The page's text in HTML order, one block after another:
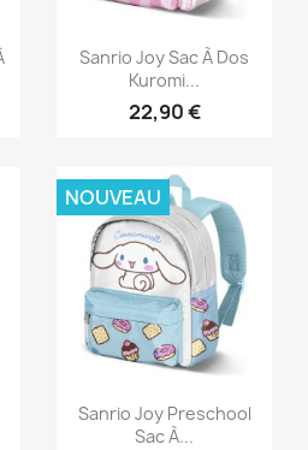
Aperçu rapide
Sanrio Joy Sac À Dos
Kuromi...
22,90 €
Aperçu rapide
Sanrio Joy Preschool
Sac À...
NOUVEAU